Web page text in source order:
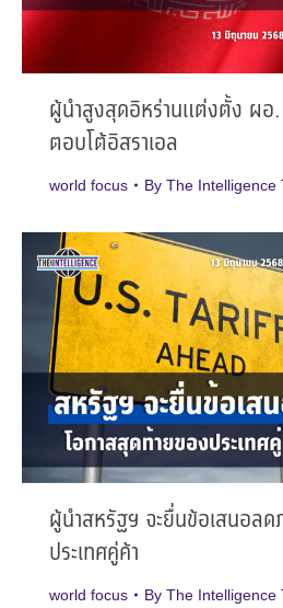
ผู้นำสูงสุดอิหร่านแต่งตั้ง ผอ
ตอบโต้อิสราเอล
world focus By The Intelligence
ผู้นำสหรัฐฯ จะยื่นข้อเสนอล
ประเทศคู่ค้า
world focus By The Intelligence